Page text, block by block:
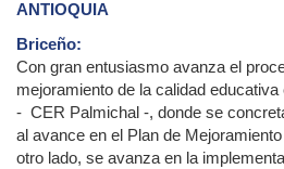
ANTIOQUIA
Briceño:
Con gran entusiasmo avanza el
mejoramiento de la calidad
- CER Palmichal -, donde se
al avance en el Plan de
otro lado, se avanza en la